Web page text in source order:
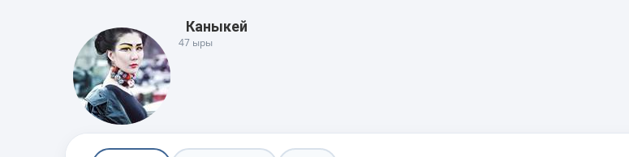
Каныкей
47 ыры